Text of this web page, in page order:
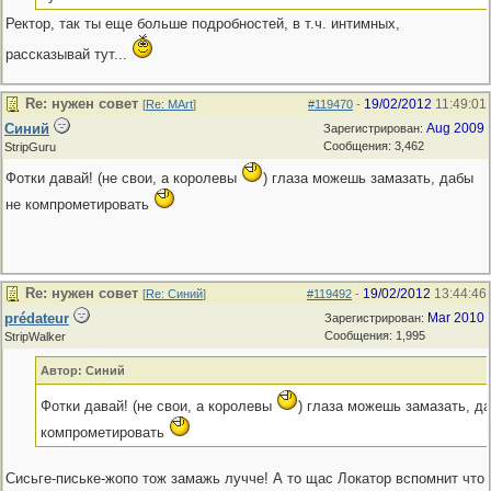
Ректор, так ты еще больше подробностей, в т.ч. интимных,
рассказывай тут...
#119470 - 19/02/2012 11:49:01
Re: нужен совет [Re: MArt]
Зарегистрирован: Aug 2009
Сообщения: 3,462
Синий
StripGuru
Фотки давай! (не свои, а королевы
) глаза можешь замазать, дабы
не компрометировать
#119492 - 19/02/2012 13:44:46
Re: нужен совет [Re: Синий]
Зарегистрирован: Mar 2010
Сообщения: 1,995
prédateur
StripWalker
Автор: Синий
Фотки давай! (не свои, а королевы
) глаза можешь замазать,
компрометировать
Сисьге-письке-жопо тож замажь лучче! А то щас Локатор вспомнит что